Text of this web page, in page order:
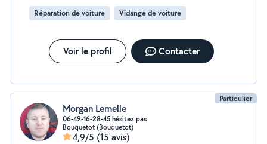
Réparation de voiture Vidange de voiture
Voir le profil Contacter
Particulier
Morgan Lemelle
06-49-16-28-45 hésitez pas
Bouquetot (Bouquetot)
4,9/5 (15 avis)